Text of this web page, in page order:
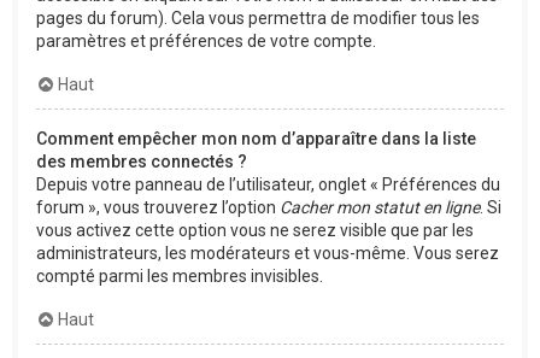
pages du forum). Cela vous permettra de modifier tous les
paramètres et préférences de votre compte.
Haut
Comment empêcher mon nom d’apparaître dans la liste
des membres connectés ?
Depuis votre panneau de l’utilisateur, onglet « Préférences du
forum », vous trouverez l’option Cacher mon statut en ligne. Si
vous activez cette option vous ne serez visible que par les
administrateurs, les modérateurs et vous-même. Vous serez
compté parmi les membres invisibles.
Haut